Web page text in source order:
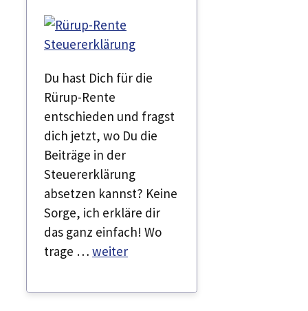
Du hast Dich für die
Rürup-Rente
entschieden und fragst
dich jetzt, wo Du die
Beiträge in der
Steuererklärung
absetzen kannst? Keine
Sorge, ich erkläre dir
das ganz einfach! Wo
trage … weiter